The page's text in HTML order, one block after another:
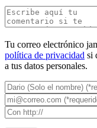
Tu correo electrónico
política de privacidad si
a tus datos personales.